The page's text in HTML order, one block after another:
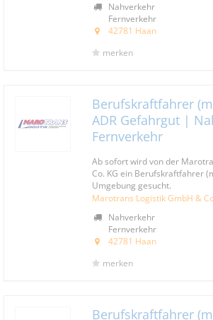
Nahverkehr
Fernverkehr
42781 Haan
merken
Berufskraftfahrer
ADR Gefahrgut |
Fernverkehr
Ab sofort wird von der
Co. KG ein Berufskraftfahrer
Umgebung gesucht.
Marotrans Logistik GmbH &
Nahverkehr
Fernverkehr
42781 Haan
merken
Berufskraftfahrer